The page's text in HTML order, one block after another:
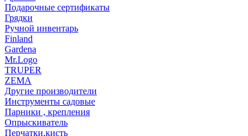
Подарочные сертификаты
Грядки
Ручной инвентарь
Finland
Gardena
Mr.Logo
TRUPER
ZEMA
Другие производители
Инструменты садовые
Парники , крепления
Опрыскиватель
Перчатки,кисть